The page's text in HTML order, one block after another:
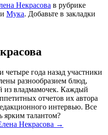
Некрасова в рубрике
Мука. Добавьте в закладки
четыре года назад участники
разнообразием блюд,
из владмамочек. Каждый
отчетов их автора
интервью. Все
ярким талантом?
Некрасова →